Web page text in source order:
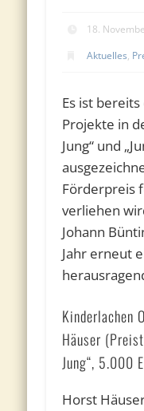
18.
Aktuelles,
Es ist
Projekte in
Jung“ und
Förderpreis
verliehen
Johann
Jahr erneut
Kinderlachen
Häuser
Jung“, 5.000
Horst